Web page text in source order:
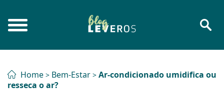
Home > Bem-Estar > Ar-condicionado umidifica ou
resseca o ar?